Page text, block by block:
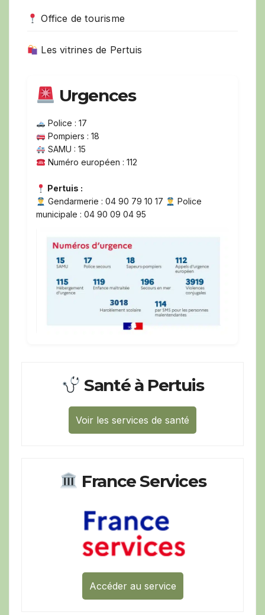
Office de tourisme
Les vitrines de Pertuis
Urgences
Police : 17
Pompiers : 18
SAMU : 15
Numéro européen : 112
Pertuis :
Gendarmerie : 04 90 79 10 17
Police
municipale : 04 90 09 04 95
Santé à Pertuis
Voir les services de santé
France Services
Accéder au service